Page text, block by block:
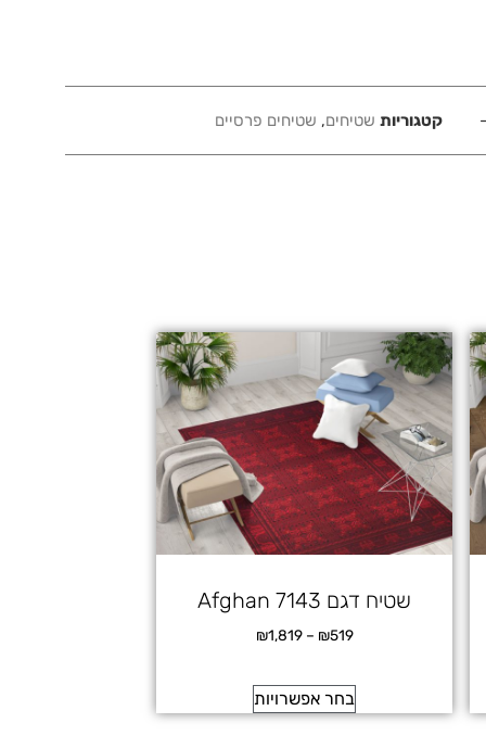
קטגוריות שטיחים, שטיחים פרסיים
שטיח דגם Afghan 7143
₪519
–
₪1,819
בחר אפשרויות